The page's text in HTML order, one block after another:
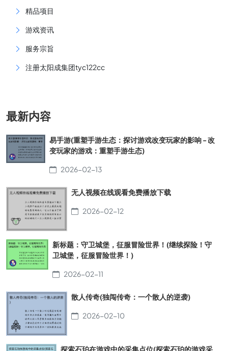
精品项目
游戏资讯
服务宗旨
注册太阳成集团tyc122cc
最新内容
易手游(重塑手游生态：探讨游戏改变玩家的影响 - 改
变玩家的游戏：重塑手游生态)
2026-02-13
无人视频在线观看免费播放下载
2026-02-12
新标题：守卫城堡，征服冒险世界！(继续探险！守
卫城堡，征服冒险世界！)
2026-02-11
散人传奇(独闯传奇：一个散人的逆袭)
2026-02-10
探索石珀在游戏中的采集点位(探索石珀的游戏采